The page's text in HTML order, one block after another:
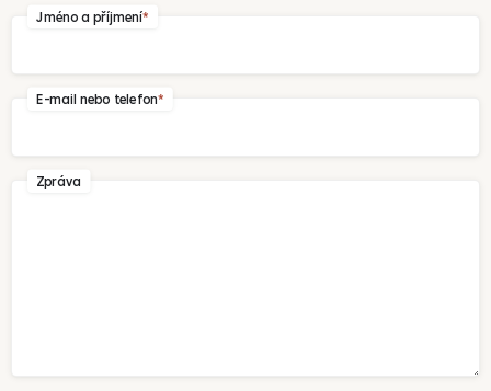
Jméno a příjmení
E-mail nebo telefon
Zpráva